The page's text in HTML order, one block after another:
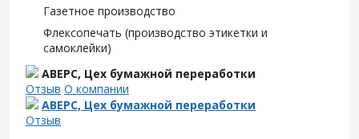
Газетное производство
Флексопечать (производство этикетки и
самоклейки)
АВЕРС, Цех бумажной переработки
Отзыв О компании
АВЕРС, Цех бумажной переработки
Отзыв